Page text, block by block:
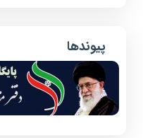
پیوندها